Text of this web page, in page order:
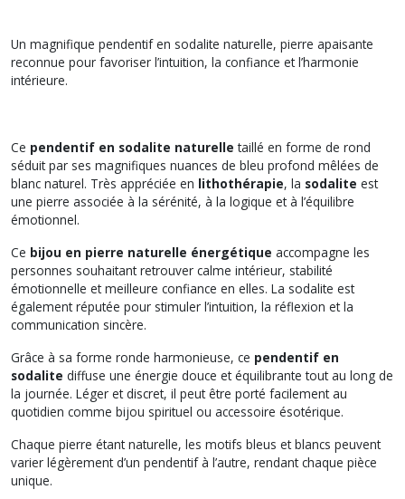
Un magnifique pendentif en sodalite naturelle, pierre apaisante
reconnue pour favoriser l’intuition, la confiance et l’harmonie
intérieure.
Ce pendentif en sodalite naturelle taillé en forme de rond
séduit par ses magnifiques nuances de bleu profond mêlées de
blanc naturel. Très appréciée en lithothérapie, la sodalite est
une pierre associée à la sérénité, à la logique et à l’équilibre
émotionnel.
Ce bijou en pierre naturelle énergétique accompagne les
personnes souhaitant retrouver calme intérieur, stabilité
émotionnelle et meilleure confiance en elles. La sodalite est
également réputée pour stimuler l’intuition, la réflexion et la
communication sincère.
Grâce à sa forme ronde harmonieuse, ce pendentif en
sodalite diffuse une énergie douce et équilibrante tout au long de
la journée. Léger et discret, il peut être porté facilement au
quotidien comme bijou spirituel ou accessoire ésotérique.
Chaque pierre étant naturelle, les motifs bleus et blancs peuvent
varier légèrement d’un pendentif à l’autre, rendant chaque pièce
unique.